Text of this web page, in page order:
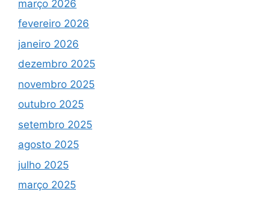
março 2026
fevereiro 2026
janeiro 2026
dezembro 2025
novembro 2025
outubro 2025
setembro 2025
agosto 2025
julho 2025
março 2025